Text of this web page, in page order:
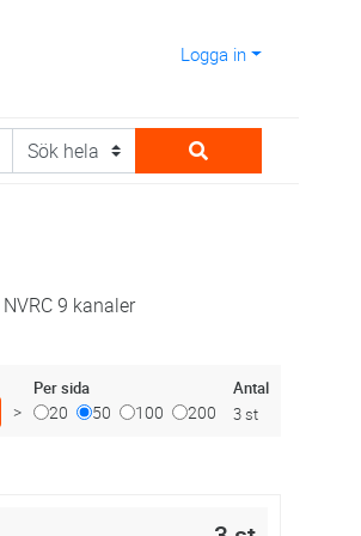
Logga in
NVRC 9 kanaler
>
Per sida
20 50 100 200
Antal
3 st